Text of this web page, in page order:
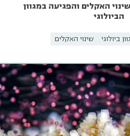
האקלים והפגיעה במגוון
הביולוגי
ביולוגי שינוי האקלים